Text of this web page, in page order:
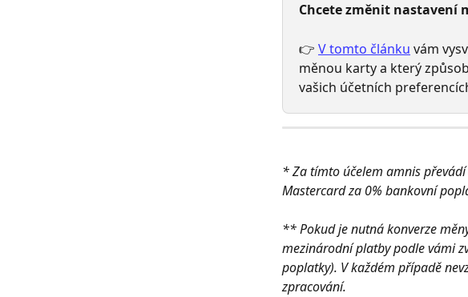
Chcete změnit nastavení
👉 V tomto článku vám
měnou karty a který
vašich účetních
* Za tímto účelem amnis
Mastercard za 0% bankovní
** Pokud je nutná konverze
mezinárodní platby podle vámi
poplatky). V každém případě
zpracování.